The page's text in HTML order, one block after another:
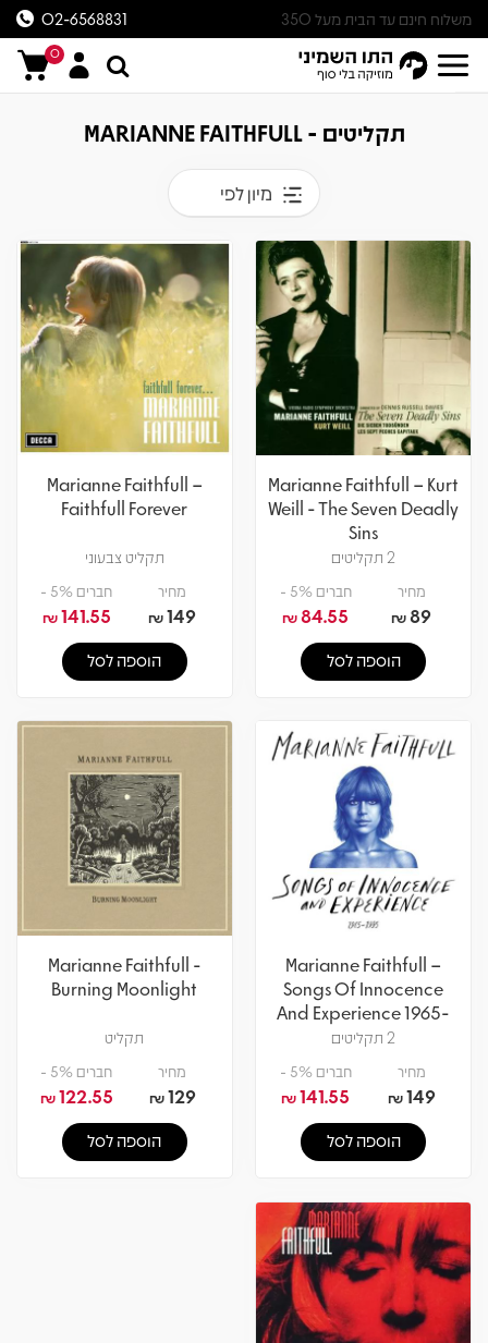
משלוח חינם עד הבית מעל 350
ש״ח
02-6568831
0
תקליטים - MARIANNE FAITHFULL
מיון לפי
Marianne Faithfull – Kurt
Weill - The Seven Deadly
Sins
2 תקליטים
מחיר
89
₪
חברים 5% -
84.55
₪
הוספה לסל
Marianne Faithfull –
Faithfull Forever
תקליט צבעוני
מחיר
149
₪
חברים 5% -
141.55
₪
הוספה לסל
Marianne Faithfull –
Songs Of Innocence
And Experience 1965-
1995 2 תקליטים
מחיר
149
₪
חברים 5% -
141.55
₪
הוספה לסל
Marianne Faithfull -
Burning Moonlight
תקליט
מחיר
129
₪
חברים 5% -
122.55
₪
הוספה לסל